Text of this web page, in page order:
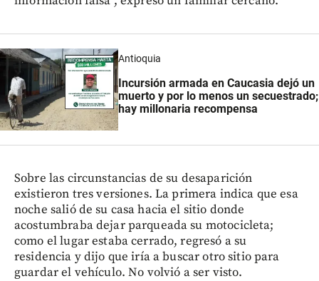
Antioquia
Incursión armada en Caucasia dejó un
muerto y por lo menos un secuestrado;
hay millonaria recompensa
Sobre las circunstancias de su desaparición
existieron tres versiones. La primera indica que esa
noche salió de su casa hacia el sitio donde
acostumbraba dejar parqueada su motocicleta;
como el lugar estaba cerrado, regresó a su
residencia y dijo que iría a buscar otro sitio para
guardar el vehículo. No volvió a ser visto.